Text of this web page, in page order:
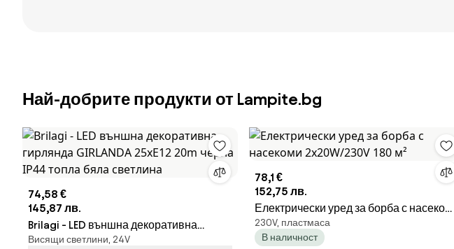
Най-добрите продукти от Lampite.bg
74,58 €
145,87 лв.
Brilagi - LED външна декоративна
гирлянда GIRLANDA 25xE12 20m черна
Висящи светлини, 24V
78,1 €
152,75 лв.
Електрически уред за борба с насекоми
2x20W/230V 180 м²
230V, пластмаса
В наличност